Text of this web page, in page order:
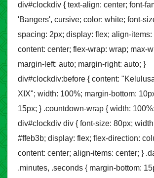
div#clockdiv { text-align: center; font-
'Bangers', cursive; color: white; font-
spacing: 2px; display: flex; align-items:
content: center; flex-wrap: wrap; max-
margin-left: auto; margin-right: auto; }
div#clockdiv:before { content:
XIX"; width: 100%; margin-bottom:
15px; } .countdown-wrap { width:
div#clockdiv div { font-size: 80px;
#ffeb3b; display: flex; flex-direction:
content: center; align-items: center; }
.minutes, .seconds { margin-bottom: